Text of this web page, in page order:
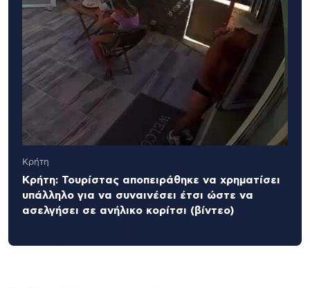
Κρήτη
Κρήτη: Τουρίστας αποπειράθηκε να χρηματίσει
υπάλληλο για να συναινέσει έτσι ώστε να
ασελγήσει σε ανήλικο κορίτσι (βίντεο)